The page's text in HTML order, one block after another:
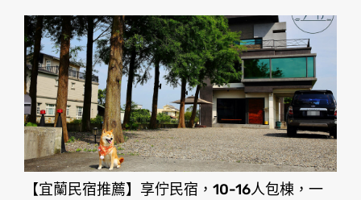
【宜蘭民宿推薦】享佇民宿，10-16人包棟，一